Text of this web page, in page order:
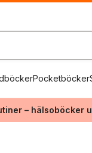
Pocketböcker
– hälsoböcker